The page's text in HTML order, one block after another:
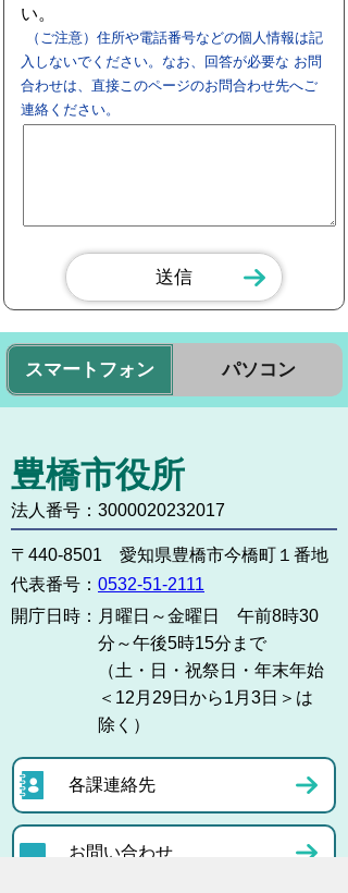
い。
（ご注意）住所や電話番号などの個人情報は記
入しないでください。なお、回答が必要な お問
合わせは、直接このページのお問合わせ先へご
連絡ください。
スマートフォン パソコン
豊橋市役所
法人番号：3000020232017
〒440-8501 愛知県豊橋市今橋町１番地
代表番号： 0532-51-2111
開庁日時： 月曜日～金曜日 午前8時30
分～午後5時15分まで
（土・日・祝祭日・年末年始
＜12月29日から1月3日＞は
除く）
各課連絡先
お問い合わせ